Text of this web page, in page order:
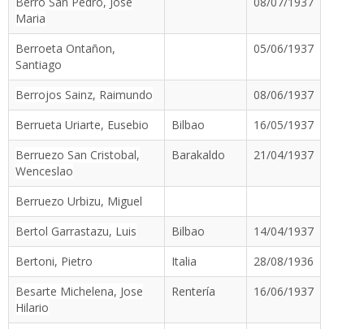
Maria
Berroeta Ontañon,
Santiago
05/06/1937
Berrojos Sainz, Raimundo
08/06/1937
Berrueta Uriarte, Eusebio
Bilbao
16/05/1937
Berruezo San Cristobal,
Wenceslao
Barakaldo 21/04/1937
Berruezo Urbizu, Miguel
Bertol Garrastazu, Luis
Bilbao
14/04/1937
Bertoni, Pietro
Italia
28/08/1936
Besarte Michelena, Jose
Hilario
Rentería 16/06/1937